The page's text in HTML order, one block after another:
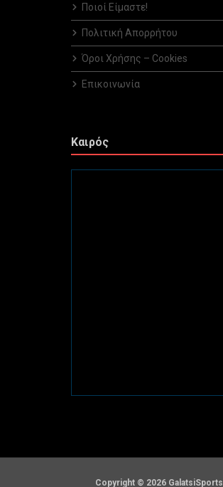
Ποιοί Είμαστε!
Πολιτική Απορρήτου
Όροι Χρήσης – Cookies
Επικοινωνία
Καιρός
Copyright © 2026 GalatsiSports